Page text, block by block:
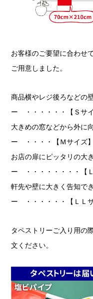
お客様のご要望に合わせ
ご用意しました。
商品横やレジ後ろなどの
ー ・・・・・・【Ｓサ
大きめの窓などから外に
ー ・・・・【Ｍサイズ
お店の扉にピッタリの大
ー ・・・・・・・・【
軒先や壁に大きく告知で
ー ・・・・・・【ＬＬ
タペストリーご入り用の
文ください。